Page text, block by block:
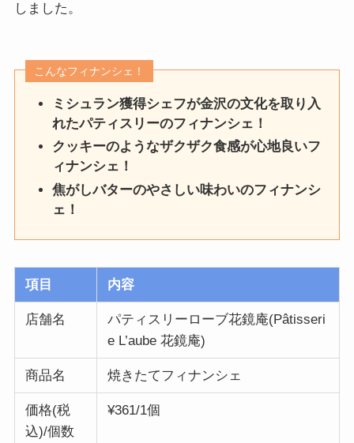
しました。
こんなフィナンシェ！
ミシュラン獲得シェフが金沢の文化を取り入
れたパティスリーのフィナンシェ！
クッキーのようなザクザク食感が心地良いフ
ィナンシェ！
焦がしバターのやさしい味わいのフィナンシ
ェ！
項目 内容
店舗名
パティスリーローブ花鏡庵(Pâtisseri
e L’aube 花鏡庵)
商品名 焼きたてフィナンシェ
価格(税
込)/個数
¥361/1個